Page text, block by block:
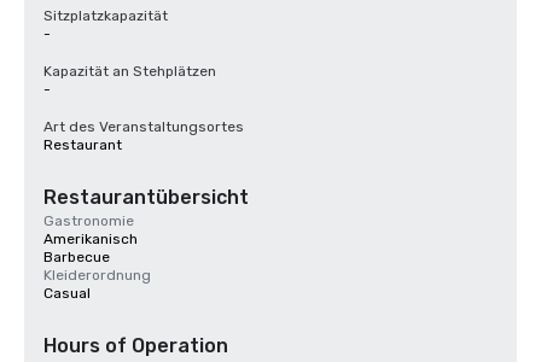
Sitzplatzkapazität
-
Kapazität an Stehplätzen
-
Art des Veranstaltungsortes
Restaurant
Restaurantübersicht
Gastronomie
Amerikanisch
Barbecue
Kleiderordnung
Casual
Hours of Operation